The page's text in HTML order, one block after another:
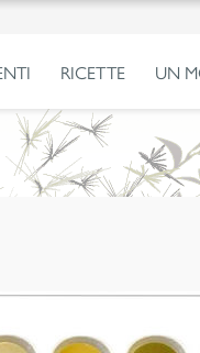
RICETTE UN